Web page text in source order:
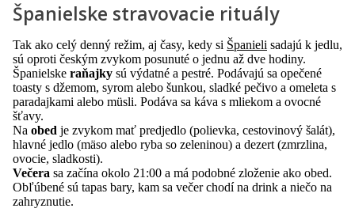
Španielske stravovacie rituály
Tak ako celý denný režim, aj časy, kedy si Španieli sadajú k jedlu,
sú oproti českým zvykom posunuté o jednu až dve hodiny.
Španielske raňajky sú výdatné a pestré. Podávajú sa opečené
toasty s džemom, syrom alebo šunkou, sladké pečivo a omeleta s
paradajkami alebo müsli. Podáva sa káva s mliekom a ovocné
šťavy.
Na obed je zvykom mať predjedlo (polievka, cestovinový šalát),
hlavné jedlo (mäso alebo ryba so zeleninou) a dezert (zmrzlina,
ovocie, sladkosti).
Večera sa začína okolo 21:00 a má podobné zloženie ako obed.
Obľúbené sú tapas bary, kam sa večer chodí na drink a niečo na
zahryznutie.